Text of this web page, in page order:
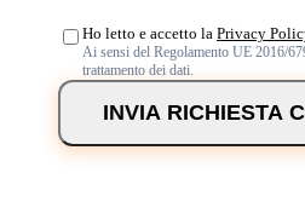
Ho letto e accetto la Privacy
Ai sensi del Regolamento UE 2016/
trattamento dei dati.
INVIA RICHIESTA